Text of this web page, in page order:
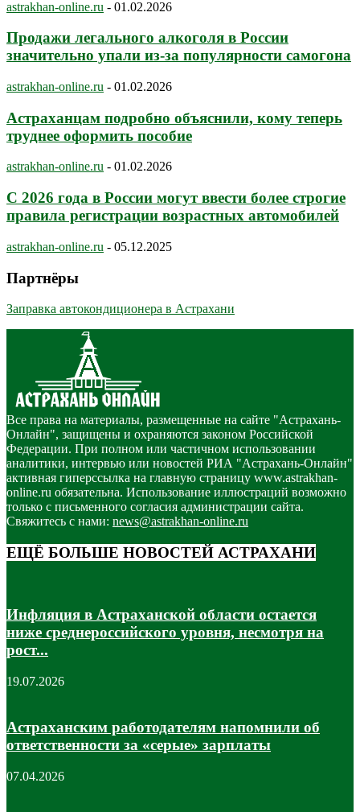
astrakhan-online.ru - 01.02.2026
Продажи легального алкоголя в России
значительно упали из-за популярности самогона
astrakhan-online.ru - 01.02.2026
Астраханцам подробно объяснили, кому теперь
труднее оформить пособие
astrakhan-online.ru - 01.02.2026
С 2026 года в России могут ввести более строгие
правила регистрации возрастных автомобилей
astrakhan-online.ru - 05.12.2025
Партнёры
Заправка автокондиционера в Астрахани
Все права на материалы, размещенные на сайте "Астрахань-
Онлайн", защищены и охраняются законом Российской
Федерации. При полном или частичном использовании
аналитики, интервью или новостей РИА "Астрахань-Онлайн"
активная гиперссылка на главную страницу www.astrakhan-
online.ru обязательна. Использование иллюстраций возможно
только с письменного согласия администрации сайта.
Свяжитесь с нами: news@astrakhan-online.ru
ЕЩЁ БОЛЬШЕ НОВОСТЕЙ АСТРАХАНИ
Инфляция в Астраханской области остается
ниже среднероссийского уровня, несмотря на
рост...
19.07.2026
Астраханским работодателям напомнили об
ответственности за «серые» зарплаты
07.04.2026